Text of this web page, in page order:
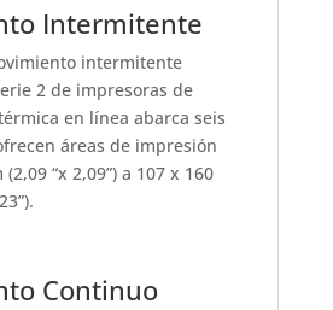
Intermitente
intermitente
2 de impresoras de
en línea abarca seis
áreas de impresión
“x 2,09”) a 107 x 160
Continuo